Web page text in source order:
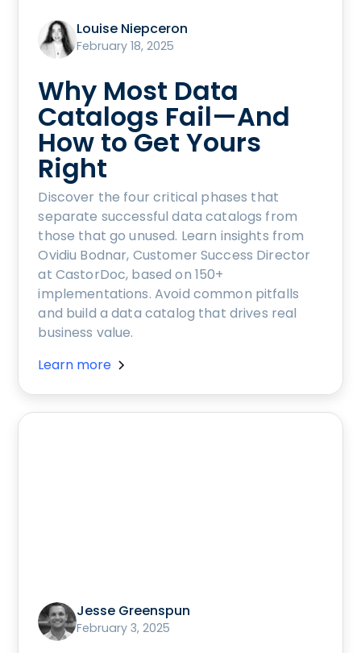
Louise Niepceron
February 18, 2025
Why Most Data
Catalogs Fail—And
How to Get Yours
Right
Discover the four critical phases that
separate successful data catalogs from
those that go unused. Learn insights from
Ovidiu Bodnar, Customer Success Director
at CastorDoc, based on 150+
implementations. Avoid common pitfalls
and build a data catalog that drives real
business value.
Learn more
Jesse Greenspun
February 3, 2025